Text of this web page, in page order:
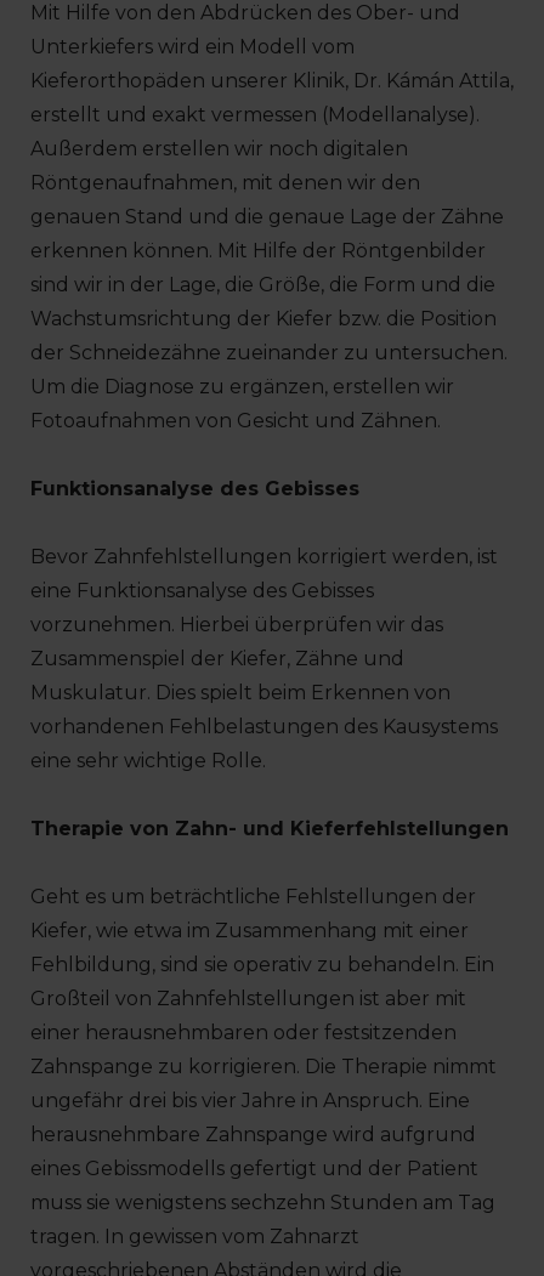
Mit Hilfe von den Abdrücken des Ober- und
Unterkiefers wird ein Modell vom
Kieferorthopäden unserer Klinik, Dr. Kámán Attila,
erstellt und exakt vermessen (Modellanalyse).
Außerdem erstellen wir noch digitalen
Röntgenaufnahmen, mit denen wir den
genauen Stand und die genaue Lage der Zähne
erkennen können. Mit Hilfe der Röntgenbilder
sind wir in der Lage, die Größe, die Form und die
Wachstumsrichtung der Kiefer bzw. die Position
der Schneidezähne zueinander zu untersuchen.
Um die Diagnose zu ergänzen, erstellen wir
Fotoaufnahmen von Gesicht und Zähnen.
Funktionsanalyse des Gebisses
Bevor Zahnfehlstellungen korrigiert werden, ist
eine Funktionsanalyse des Gebisses
vorzunehmen. Hierbei überprüfen wir das
Zusammenspiel der Kiefer, Zähne und
Muskulatur. Dies spielt beim Erkennen von
vorhandenen Fehlbelastungen des Kausystems
eine sehr wichtige Rolle.
Therapie von Zahn- und Kieferfehlstellungen
Geht es um beträchtliche Fehlstellungen der
Kiefer, wie etwa im Zusammenhang mit einer
Fehlbildung, sind sie operativ zu behandeln. Ein
Großteil von Zahnfehlstellungen ist aber mit
einer herausnehmbaren oder festsitzenden
Zahnspange zu korrigieren. Die Therapie nimmt
ungefähr drei bis vier Jahre in Anspruch. Eine
herausnehmbare Zahnspange wird aufgrund
eines Gebissmodells gefertigt und der Patient
muss sie wenigstens sechzehn Stunden am Tag
tragen. In gewissen vom Zahnarzt
vorgeschriebenen Abständen wird die